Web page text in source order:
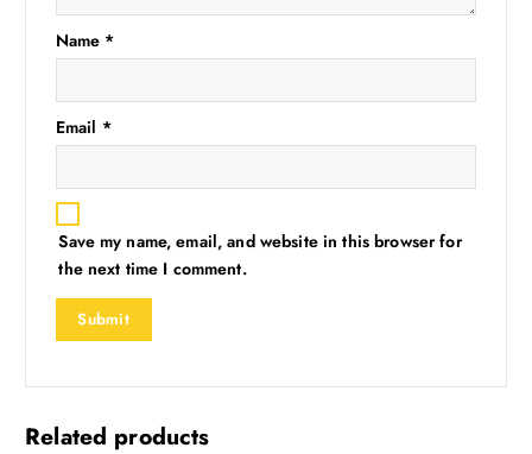
Name *
Email *
Save my name, email, and website in this browser for
the next time I comment.
Related products